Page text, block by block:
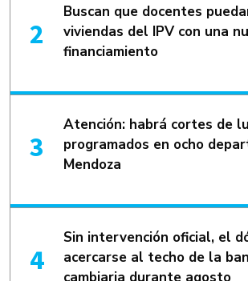
Buscan que docentes
viviendas del IPV con una
financiamiento
Atención: habrá cortes de
programados en ocho
Mendoza
Sin intervención oficial, el
acercarse al techo de la
cambiaria durante agosto